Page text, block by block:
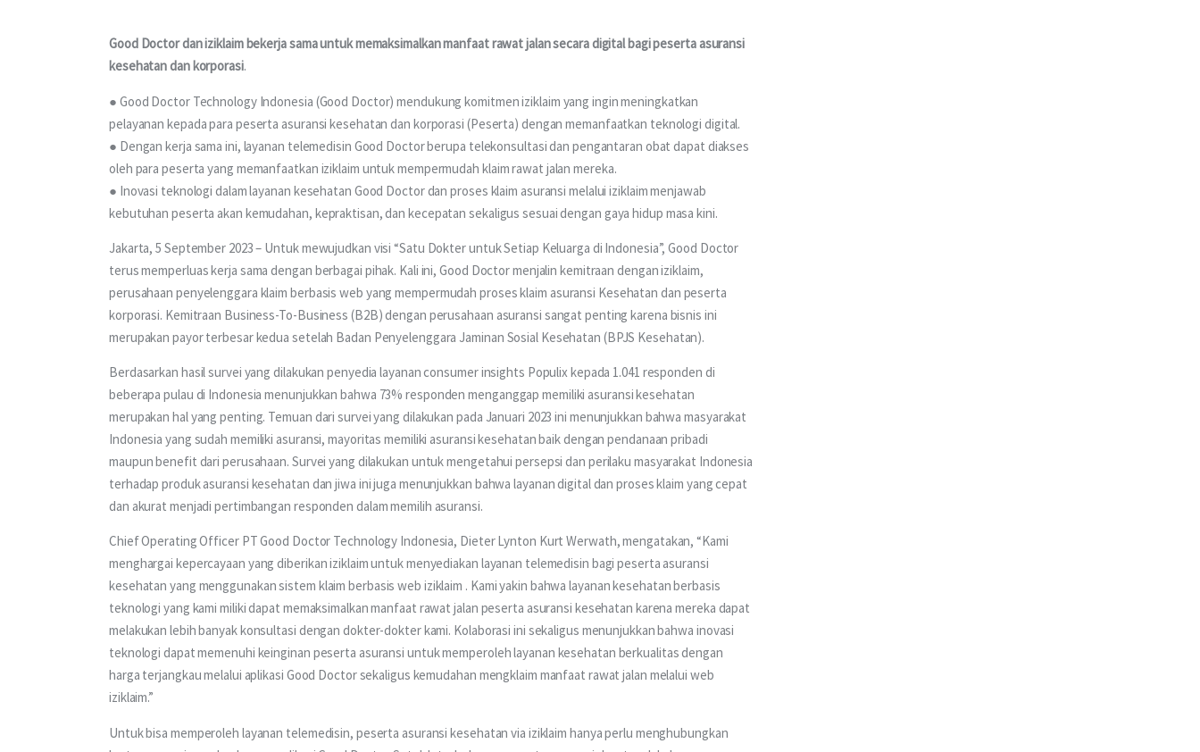
Good Doctor dan iziklaim bekerja sama untuk memaksimalkan manfaat rawat jalan secara digital bagi peserta asuransi
kesehatan dan korporasi.
● Good Doctor Technology Indonesia (Good Doctor) mendukung komitmen iziklaim yang ingin meningkatkan
pelayanan kepada para peserta asuransi kesehatan dan korporasi (Peserta) dengan memanfaatkan teknologi digital.
● Dengan kerja sama ini, layanan telemedisin Good Doctor berupa telekonsultasi dan pengantaran obat dapat diakses
oleh para peserta yang memanfaatkan iziklaim untuk mempermudah klaim rawat jalan mereka.
● Inovasi teknologi dalam layanan kesehatan Good Doctor dan proses klaim asuransi melalui iziklaim menjawab
kebutuhan peserta akan kemudahan, kepraktisan, dan kecepatan sekaligus sesuai dengan gaya hidup masa kini.
Jakarta, 5 September 2023 – Untuk mewujudkan visi “Satu Dokter untuk Setiap Keluarga di Indonesia”, Good Doctor
terus memperluas kerja sama dengan berbagai pihak. Kali ini, Good Doctor menjalin kemitraan dengan iziklaim,
perusahaan penyelenggara klaim berbasis web yang mempermudah proses klaim asuransi Kesehatan dan peserta
korporasi. Kemitraan Business-To-Business (B2B) dengan perusahaan asuransi sangat penting karena bisnis ini
merupakan payor terbesar kedua setelah Badan Penyelenggara Jaminan Sosial Kesehatan (BPJS Kesehatan).
Berdasarkan hasil survei yang dilakukan penyedia layanan consumer insights Populix kepada 1.041 responden di
beberapa pulau di Indonesia menunjukkan bahwa 73% responden menganggap memiliki asuransi kesehatan
merupakan hal yang penting. Temuan dari survei yang dilakukan pada Januari 2023 ini menunjukkan bahwa masyarakat
Indonesia yang sudah memiliki asuransi, mayoritas memiliki asuransi kesehatan baik dengan pendanaan pribadi
maupun benefit dari perusahaan. Survei yang dilakukan untuk mengetahui persepsi dan perilaku masyarakat Indonesia
terhadap produk asuransi kesehatan dan jiwa ini juga menunjukkan bahwa layanan digital dan proses klaim yang cepat
dan akurat menjadi pertimbangan responden dalam memilih asuransi.
Chief Operating Officer PT Good Doctor Technology Indonesia, Dieter Lynton Kurt Werwath, mengatakan, “Kami
menghargai kepercayaan yang diberikan iziklaim untuk menyediakan layanan telemedisin bagi peserta asuransi
kesehatan yang menggunakan sistem klaim berbasis web iziklaim . Kami yakin bahwa layanan kesehatan berbasis
teknologi yang kami miliki dapat memaksimalkan manfaat rawat jalan peserta asuransi kesehatan karena mereka dapat
melakukan lebih banyak konsultasi dengan dokter-dokter kami. Kolaborasi ini sekaligus menunjukkan bahwa inovasi
teknologi dapat memenuhi keinginan peserta asuransi untuk memperoleh layanan kesehatan berkualitas dengan
harga terjangkau melalui aplikasi Good Doctor sekaligus kemudahan mengklaim manfaat rawat jalan melalui web
iziklaim.”
Untuk bisa memperoleh layanan telemedisin, peserta asuransi kesehatan via iziklaim hanya perlu menghubungkan